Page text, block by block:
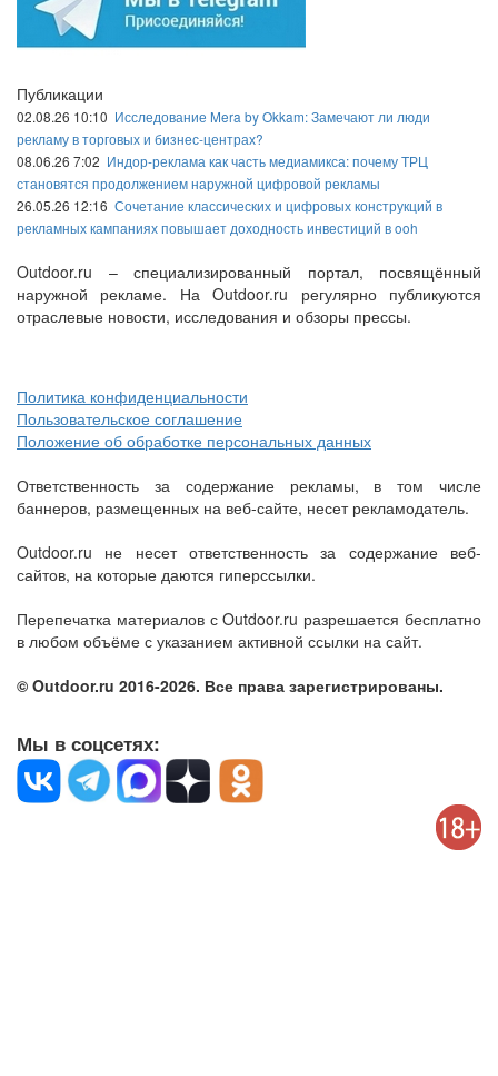
Публикации
02.08.26 10:10 Исследование Mera by Okkam: Замечают ли люди
рекламу в торговых и бизнес-центрах?
08.06.26 7:02 Индор-реклама как часть медиамикса: почему ТРЦ
становятся продолжением наружной цифровой рекламы
26.05.26 12:16 Сочетание классических и цифровых конструкций в
рекламных кампаниях повышает доходность инвестиций в ooh
Outdoor.ru – специализированный портал, посвящённый
наружной рекламе. На Outdoor.ru регулярно публикуются
отраслевые новости, исследования и обзоры прессы.
Политика конфиденциальности
Пользовательское соглашение
Положение об обработке персональных данных
Ответственность за содержание рекламы, в том числе
баннеров, размещенных на веб-сайте, несет рекламодатель.
Outdoor.ru не несет ответственность за содержание веб-
сайтов, на которые даются гиперссылки.
Перепечатка материалов с Outdoor.ru разрешается бесплатно
в любом объёме с указанием активной ссылки на сайт.
© Outdoor.ru 2016-2026. Все права зарегистрированы.
Мы в соцсетях: